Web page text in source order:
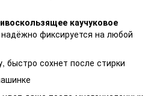
каучуковое
фиксируется на любой
быстро сохнет после стирки